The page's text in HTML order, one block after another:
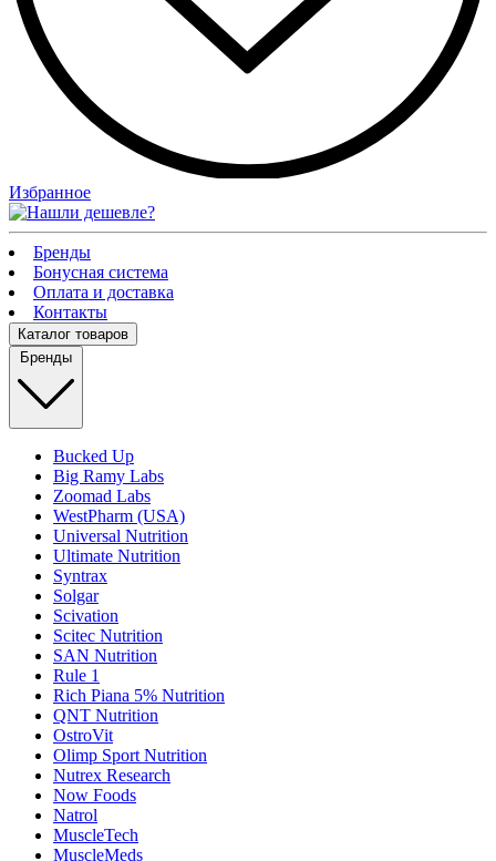
Избранное
Бренды
Бонусная система
Оплата и доставка
Контакты
Каталог товаров
Бренды
Bucked Up
Big Ramy Labs
Zoomad Labs
WestPharm (USA)
Universal Nutrition
Ultimate Nutrition
Syntrax
Solgar
Scivation
Scitec Nutrition
SAN Nutrition
Rule 1
Rich Piana 5% Nutrition
QNT Nutrition
OstroVit
Olimp Sport Nutrition
Nutrex Research
Now Foods
Natrol
MuscleTech
MuscleMeds